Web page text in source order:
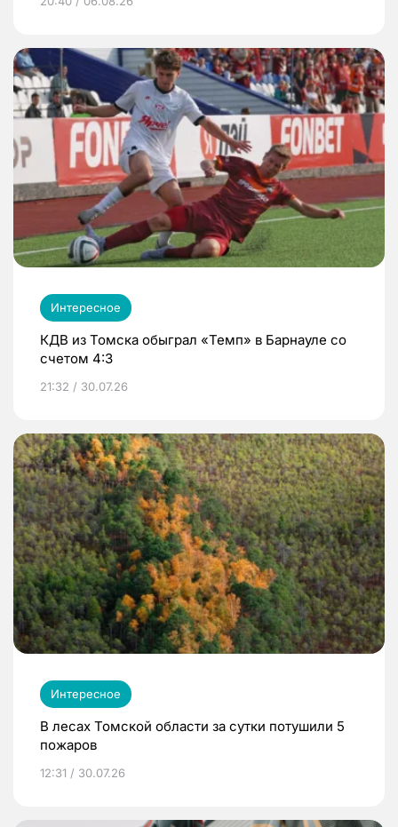
Интересное
КДВ из Томска обыграл «Темп» в Барнауле со
счетом 4:3
21:32 / 30.07.26
Интересное
В лесах Томской области за сутки потушили 5
пожаров
12:31 / 30.07.26